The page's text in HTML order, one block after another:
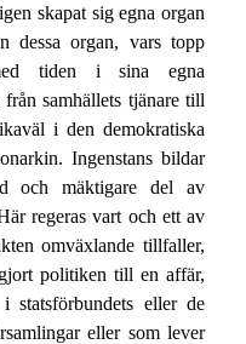
skapat sig egna organ
dessa organ, vars topp
tiden i sina egna
samhällets tjänare till
i den demokratiska
Ingenstans bildar
och mäktigare del av
regeras vart och ett av
omväxlande tillfaller,
politiken till en affär,
statsförbundets eller de
eller som lever